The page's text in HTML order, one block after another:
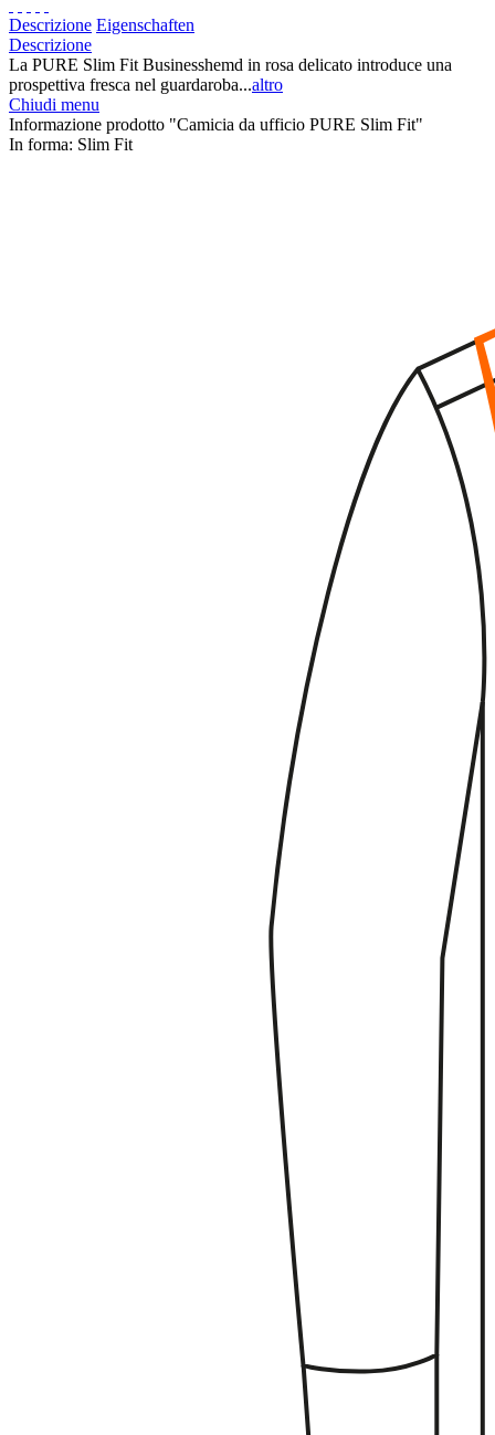
Descrizione Eigenschaften
Descrizione
La PURE Slim Fit Businesshemd in rosa delicato introduce una
prospettiva fresca nel guardaroba...altro
Chiudi menu
Informazione prodotto "Camicia da ufficio PURE Slim Fit"
In forma: Slim Fit